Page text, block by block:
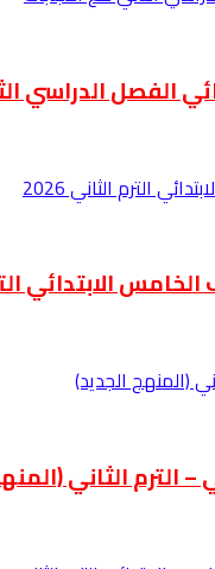
الفصل الدراسي
الابتدائي الترم
الثاني